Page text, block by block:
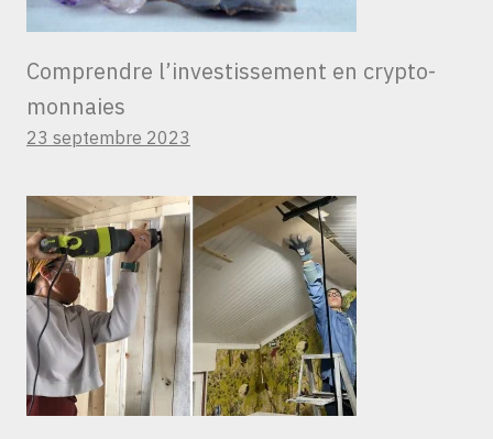
Comprendre l’investissement en crypto-
monnaies
23 septembre 2023